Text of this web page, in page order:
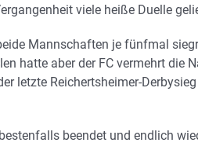
viele heiße Duelle
Mannschaften je fünfmal
hatte aber der FC vermehrt die
letzte Reichertsheimer-
beendet und endlich